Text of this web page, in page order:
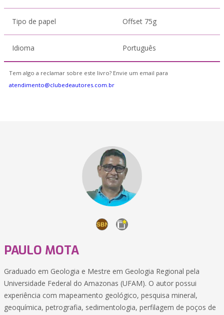
Tipo de papel Offset 75g
Idioma Português
Tem algo a reclamar sobre este livro? Envie um email para
atendimento@clubedeautores.com.br
PAULO MOTA
Graduado em Geologia e Mestre em Geologia Regional pela
Universidade Federal do Amazonas (UFAM). O autor possui
experiência com mapeamento geológico, pesquisa mineral,
geoquímica, petrografia, sedimentologia, perfilagem de poços de